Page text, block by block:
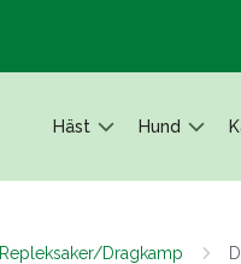
Häst Hund
Repleksaker/Dragkamp